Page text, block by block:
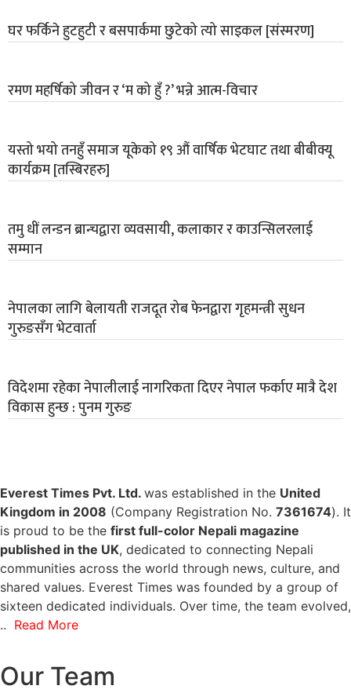
घर फर्किने हुटहुटी र बसपार्कमा छुटेको त्यो साइकल [संस्मरण]
रमण महर्षिको जीवन र ‘म को हुँ ?’ भन्ने आत्म-विचार
यस्तो भयो तनहुँ समाज यूकेको १९ औं वार्षिक भेटघाट तथा बीबीक्यू
कार्यक्रम [तस्बिरहरु]
तमु धीं लन्डन ब्रान्चद्वारा व्यवसायी, कलाकार र काउन्सिलरलाई
सम्मान
नेपालका लागि बेलायती राजदूत रोब फेनद्वारा गृहमन्त्री सुधन
गुरुङसँग भेटवार्ता
विदेशमा रहेका नेपालीलाई नागरिकता दिएर नेपाल फर्काए मात्रै देश
विकास हुन्छ : पुनम गुरुङ
Everest Times Pvt. Ltd. was established in the United
Kingdom in 2008 (Company Registration No. 7361674). It
is proud to be the first full-color Nepali magazine
published in the UK, dedicated to connecting Nepali
communities across the world through news, culture, and
shared values. Everest Times was founded by a group of
sixteen dedicated individuals. Over time, the team evolved,
.. Read More
Our Team